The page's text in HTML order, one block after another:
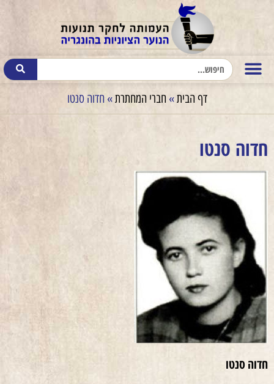
דף הבית»חברי המחתרת» חדוה סנטו
חדוה סנטו
חדוהסנטו